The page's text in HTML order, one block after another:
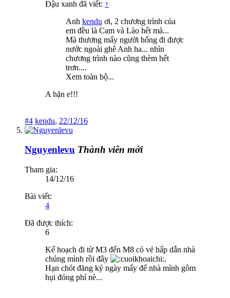
Đậu xanh đã viết: ↑
Anh kendu ơi, 2 chương trình của
em đều là Cam và Lào hết mà...
Mà thương mấy người hổng đi được
nước ngoài ghê Anh ha... nhìn
chương trình nào cũng thèm hết
trơn....
Xem toàn bộ...
A hặn e!!!
#4 kendu, 22/12/16
Nguyenlevu Thành viên mới
Tham gia:
14/12/16
Bài viết:
4
Đã được thích:
6
Kế hoạch đi từ M3 đến M8 có vẻ hấp dẫn nhà
chúng mình rồi đây
.
Hạn chót đăng ký ngày mấy để nhà mình gôm
hụi đóng phí nè...